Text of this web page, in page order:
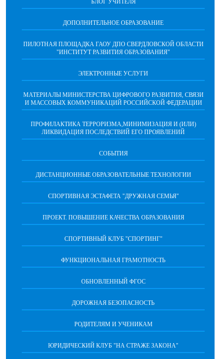
БЛОГ УЧИТЕЛЯ
ДОПОЛНИТЕЛЬНОЕ ОБРАЗОВАНИЕ
ПИЛОТНАЯ ПЛОЩАДКА ГАОУ ДПО СВЕРДЛОВСКОЙ ОБЛАСТИ
"ИНСТИТУТ РАЗВИТИЯ ОБРАЗОВАНИЯ"
ЭЛЕКТРОННЫЕ УСЛУГИ
МАТЕРИАЛЫ МИНИСТЕРСТВА ЦИФРОВОГО РАЗВИТИЯ, СВЯЗИ
И МАССОВЫХ КОММУНИКАЦИЙ РОССИЙСКОЙ ФЕДЕРАЦИИ
ПРОФИЛАКТИКА ТЕРРОРИЗМА,МИНИМИЗАЦИЯ И (ИЛИ)
ЛИКВИДАЦИЯ ПОСЛЕДСТВИЙ ЕГО ПРОЯВЛЕНИЙ
СОБЫТИЯ
ДИСТАНЦИОННЫЕ ОБРАЗОВАТЕЛЬНЫЕ ТЕХНОЛОГИИ
СПОРТИВНАЯ ЭСТАФЕТА "ДРУЖНАЯ СЕМЬЯ"
ПРОЕКТ. ПОВЫШЕНИЕ КАЧЕСТВА ОБРАЗОВАНИЯ
СПОРТИВНЫЙ КЛУБ "СПОРТИНГ"
ФУНКЦИОНАЛЬНАЯ ГРАМОТНОСТЬ
ОБНОВЛЕННЫЙ ФГОС
ДОРОЖНАЯ БЕЗОПАСНОСТЬ
РОДИТЕЛЯМ И УЧЕНИКАМ
ЮРИДИЧЕСКИЙ КЛУБ "НА СТРАЖЕ ЗАКОНА"